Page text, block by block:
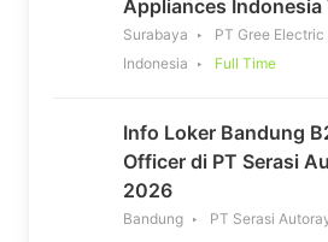
Appliances
Surabaya
PT Gree
Indonesia
Full Time
Info Loker Bandung
Officer di PT Serasi
2026
Bandung PT Serasi